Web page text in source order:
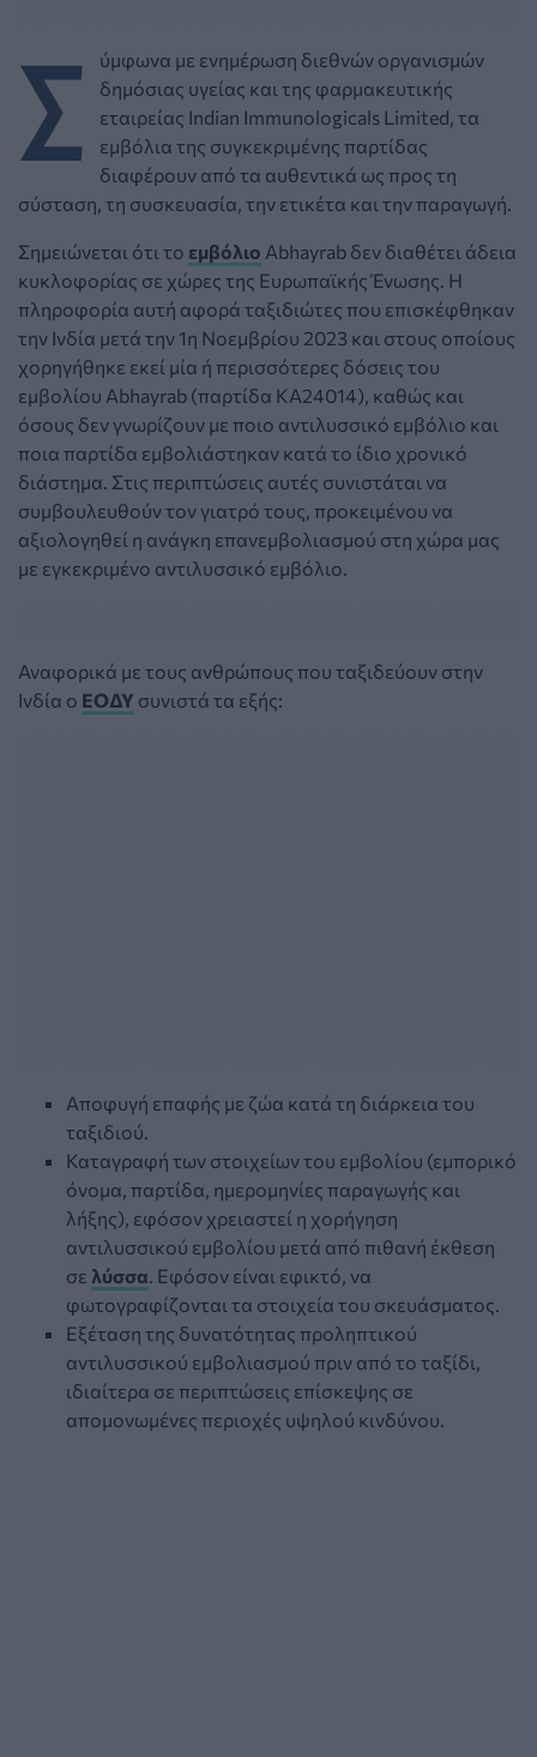
Σ
ύμφωνα με ενημέρωση διεθνών οργανισμών
δημόσιας υγείας και της φαρμακευτικής
εταιρείας Indian Immunologicals Limited, τα
εμβόλια της συγκεκριμένης παρτίδας
διαφέρουν από τα αυθεντικά ως προς τη
σύσταση, τη συσκευασία, την ετικέτα και την παραγωγή.
Σημειώνεται ότι το εμβόλιο Abhayrab δεν διαθέτει άδεια
κυκλοφορίας σε χώρες της Ευρωπαϊκής Ένωσης. Η
πληροφορία αυτή αφορά ταξιδιώτες που επισκέφθηκαν
την Ινδία μετά την 1η Νοεμβρίου 2023 και στους οποίους
χορηγήθηκε εκεί μία ή περισσότερες δόσεις του
εμβολίου Abhayrab (παρτίδα KA24014), καθώς και
όσους δεν γνωρίζουν με ποιο αντιλυσσικό εμβόλιο και
ποια παρτίδα εμβολιάστηκαν κατά το ίδιο χρονικό
διάστημα. Στις περιπτώσεις αυτές συνιστάται να
συμβουλευθούν τον γιατρό τους, προκειμένου να
αξιολογηθεί η ανάγκη επανεμβολιασμού στη χώρα μας
με εγκεκριμένο αντιλυσσικό εμβόλιο.
Αναφορικά με τους ανθρώπους που ταξιδεύουν στην
Ινδία ο ΕΟΔΥ συνιστά τα εξής:
Αποφυγή επαφής με ζώα κατά τη διάρκεια του
ταξιδιού.
Καταγραφή των στοιχείων του εμβολίου (εμπορικό
όνομα, παρτίδα, ημερομηνίες παραγωγής και
λήξης), εφόσον χρειαστεί η χορήγηση
αντιλυσσικού εμβολίου μετά από πιθανή έκθεση
σε λύσσα . Εφόσον είναι εφικτό, να
φωτογραφίζονται τα στοιχεία του σκευάσματος.
Εξέταση της δυνατότητας προληπτικού
αντιλυσσικού εμβολιασμού πριν από το ταξίδι,
ιδιαίτερα σε περιπτώσεις επίσκεψης σε
απομονωμένες περιοχές υψηλού κινδύνου.